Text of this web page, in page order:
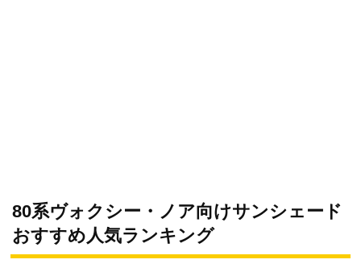
80系ヴォクシー・ノア向けサンシェード
おすすめ人気ランキング